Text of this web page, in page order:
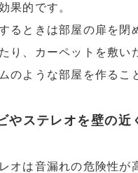
果的です。
るときは部屋の扉を閉
り、カーペットを敷い
のような部屋を作るこ
やステレオを壁の近
オは音漏れの危険性が